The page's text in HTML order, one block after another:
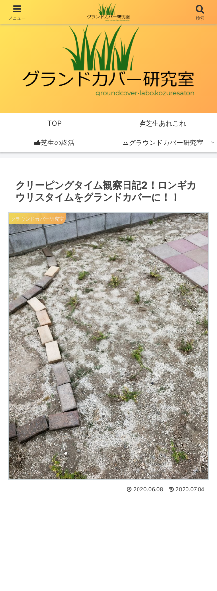
TOP 芝生あれこれ
芝生の終活 グラウンドカバー研究室
クリーピングタイム観察日記2！ロンギカ
ウリスタイムをグランドカバーに！！
グラウンドカバー研究室
2020.06.08 2020.07.04
メニュー 検索